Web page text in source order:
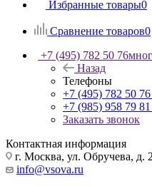
Избранные товары0
Сравнение товаров0
+7 (495) 782 50 76
Назад
Телефоны
+7 (495) 782 50 76
+7 (985) 958 79 81
Заказать звонок
Контактная информация
г. Москва, ул. Обручева, д.
info@vsova.ru